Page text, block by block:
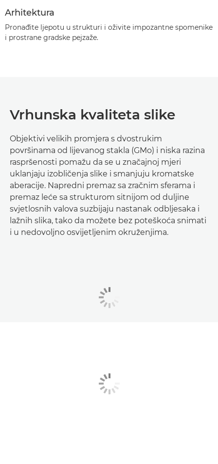
Arhitektura
Pronađite ljepotu u strukturi i oživite impozantne spomenike
i prostrane gradske pejzaže.
Vrhunska kvaliteta slike
Objektivi velikih promjera s dvostrukim
površinama od lijevanog stakla (GMo) i niska razina
raspršenosti pomažu da se u značajnoj mjeri
uklanjaju izobličenja slike i smanjuju kromatske
aberacije. Napredni premaz sa zračnim sferama i
premaz leće sa strukturom sitnijom od duljine
svjetlosnih valova suzbijaju nastanak odbljesaka i
lažnih slika, tako da možete bez poteškoća snimati
i u nedovoljno osvijetljenim okruženjima.